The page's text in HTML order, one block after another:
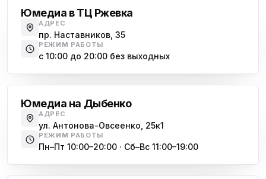
ю
Юмедиа в ТК Юго-Запад
пр. Маршала Жукова, 35-1
Юмедиа на Космонавтов
ю ул. Белы Куна, 24к1
ю
Юмедиа в Купчино
ул. Будапештская, 87-3
Юмедиа Сервис в Колпино
Юмедиа в ТЦ Ржевка
АДРЕС
пр. Наставников, 35
РЕЖИМ РАБОТЫ
с 10:00 до 20:00 без выходных
Юмедиа на Дыбенко
АДРЕС
ул. Антонова-Овсеенко, 25к1
РЕЖИМ РАБОТЫ
Пн–Пт 10:00–20:00 · Сб–Вс 11:00–19:00